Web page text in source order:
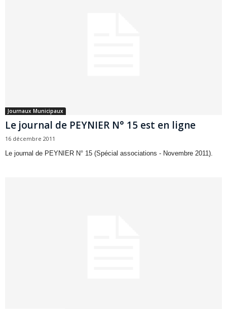
Journaux Municipaux
Le journal de PEYNIER N° 15 est en ligne
16 décembre 2011
Le journal de PEYNIER N° 15 (Spécial associations - Novembre 2011).